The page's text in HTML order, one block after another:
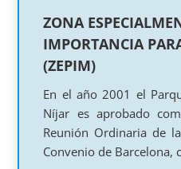
ZONA
IMPORTANCIA
(ZEPIM)
En el año 2001 el
Níjar es aprobado
Reunión Ordinaria de
Convenio de Barcelona,